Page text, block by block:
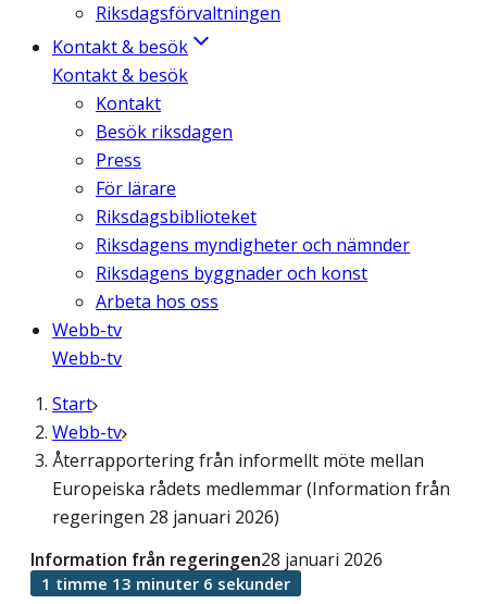
Riksdagsförvaltningen
Kontakt & besök
Kontakt & besök
Kontakt
Besök riksdagen
Press
För lärare
Riksdagsbiblioteket
Riksdagens myndigheter och nämnder
Riksdagens byggnader och konst
Arbeta hos oss
Webb-tv
Webb-tv
Start
Webb-tv
Återrapportering från informellt möte mellan
Europeiska rådets medlemmar (Information från
regeringen 28 januari 2026)
Information från regeringen28 januari 2026
1 timme 13 minuter 6 sekunder